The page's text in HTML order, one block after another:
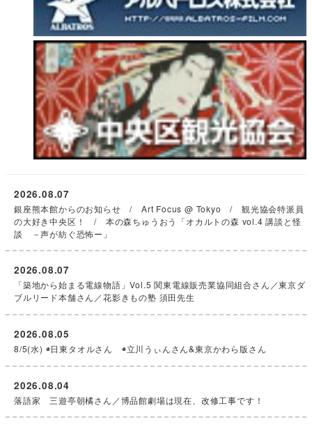
銀座熊本館からのお知らせ / Art Focus @ Tokyo / 観光協会特派員
の大好き中央区！ / 本の森ちゅうおう「オカルトの森 vol.4 講談と怪
談 －声が紡ぐ恐怖ー」
2026.08.07
「築地から始まる電線物語」Vol.5 関東電線販売業協同組合さん／東京ダ
ブルリード本舗さん／花影きもの塾 須田先生
2026.08.07
8/5(水) ◉日東タオルさん ◉立川うぃんさん&東京かわら版さん
2026.08.05
落語家 三遊亭朝橘さん／博品館劇場は現在、改修工事です！
2026.08.04